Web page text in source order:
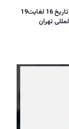
بیست و ششمین نمایشگاه بین المللی لوازم خانگی از تاریخ 16 لغایت19